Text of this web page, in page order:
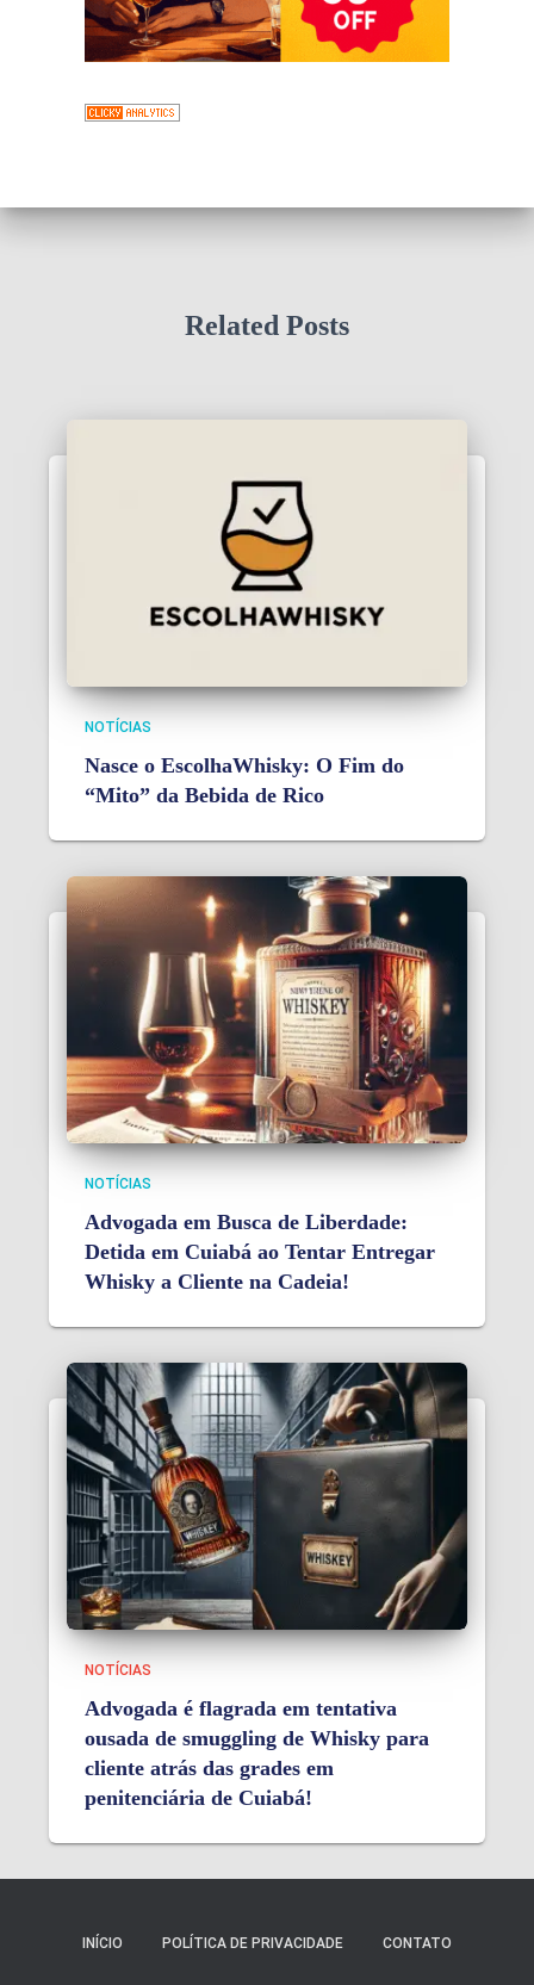
Related Posts
NOTÍCIAS
Nasce o EscolhaWhisky: O Fim do
“Mito” da Bebida de Rico
NOTÍCIAS
Advogada em Busca de Liberdade:
Detida em Cuiabá ao Tentar Entregar
Whisky a Cliente na Cadeia!
NOTÍCIAS
Advogada é flagrada em tentativa
ousada de smuggling de Whisky para
cliente atrás das grades em
penitenciária de Cuiabá!
INÍCIO POLÍTICA DE PRIVACIDADE CONTATO